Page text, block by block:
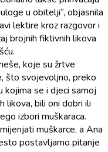
u obitelji“, objasnila
lektire kroz razgovor i
brojnih fiktivnih likova
koje su žrtve
što svojevoljno, preko
kojima se i djeci samoj
likova, bili oni dobri ili
izbori muškaraca.
muškarce, a Ana
postavljamo pitanje